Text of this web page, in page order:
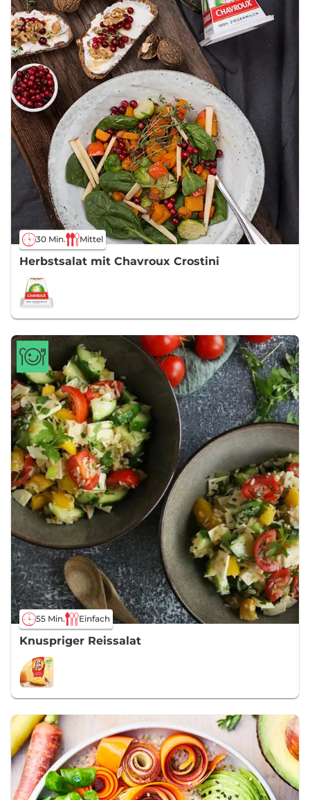
30 Min. Mittel
Herbstsalat mit Chavroux Crostini
55 Min. Einfach
Knuspriger Reissalat